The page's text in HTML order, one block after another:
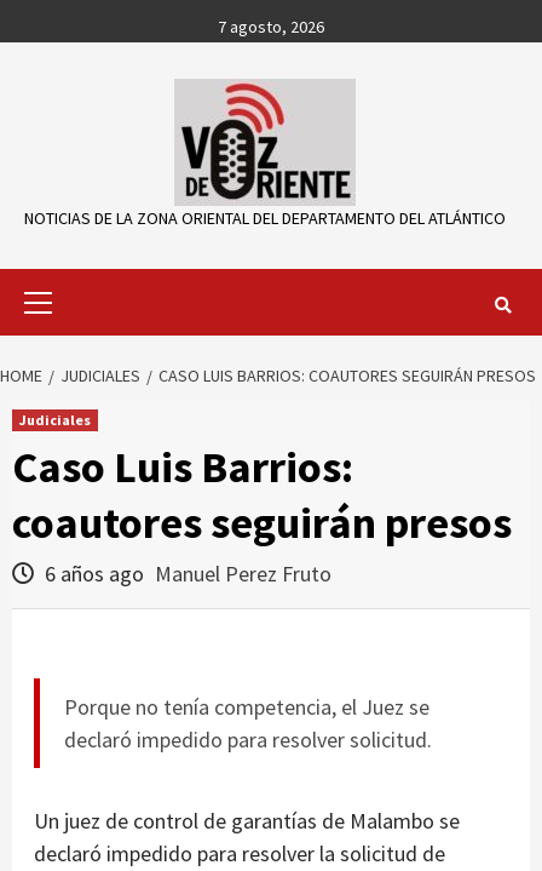
to
7 agosto, 2026
NOTICIAS DE LA ZONA ORIENTAL DEL DEPARTAMENTO DEL ATLÁNTICO
Primary
HOME JUDICIALES CASO LUIS BARRIOS: COAUTORES SEGUIRÁN PRESOS
Judiciales
Caso Luis Barrios:
coautores seguirán presos
6 años ago Manuel Perez Fruto
Porque no tenía competencia, el Juez se
declaró impedido para resolver solicitud.
Un juez de control de garantías de Malambo se
declaró impedido para resolver la solicitud de